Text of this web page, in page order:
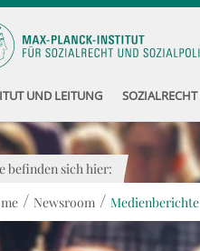
UND LEITUNG SOZIALRECHT
befinden sich hier:
/ Newsroom / Medienberichte